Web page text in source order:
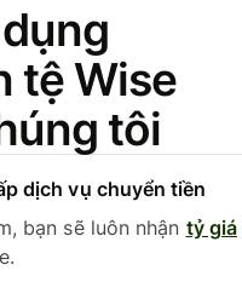
tệ Wise
tôi
dịch vụ chuyển tiền
bạn sẽ luôn nhận tỷ giá